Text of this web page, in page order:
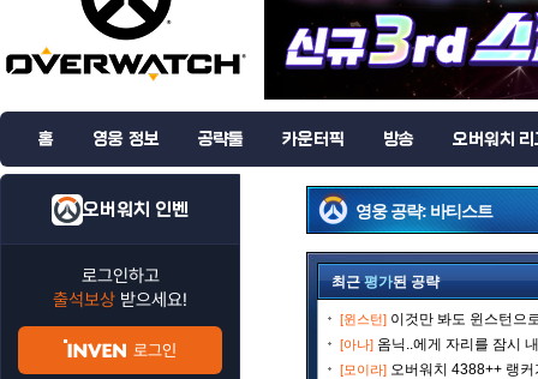
홈 영웅 정보 공략툴 카운터픽 방송 오버워치 리
오버워치 인벤
로그인하고
출석보상 받으세요!
로그인
영웅 공략: 바티스트
최근평가된 공략
[윈스턴] 이것만 봐도 윈스턴으
[아나] 옴닉..에게 자리를 잠시
[모이라] 오버워치 4388++ 랭